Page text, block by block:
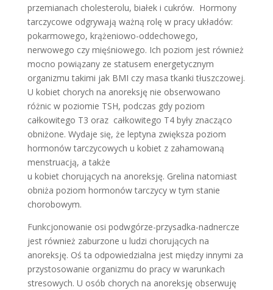
przemianach cholesterolu, białek i cukrów. Hormony
tarczycowe odgrywają ważną rolę w pracy układów:
pokarmowego, krążeniowo-oddechowego,
nerwowego czy mięśniowego. Ich poziom jest również
mocno powiązany ze statusem energetycznym
organizmu takimi jak BMI czy masa tkanki tłuszczowej.
U kobiet chorych na anoreksję nie obserwowano
różnic w poziomie TSH, podczas gdy poziom
całkowitego T3 oraz całkowitego T4 były znacząco
obniżone. Wydaje się, że leptyna zwiększa poziom
hormonów tarczycowych u kobiet z zahamowaną
menstruacją, a także
u kobiet chorujących na anoreksję. Grelina natomiast
obniża poziom hormonów tarczycy w tym stanie
chorobowym.
Funkcjonowanie osi podwgórze-przysadka-nadnercze
jest również zaburzone u ludzi chorujących na
anoreksję. Oś ta odpowiedzialna jest między innymi za
przystosowanie organizmu do pracy w warunkach
stresowych. U osób chorych na anoreksję obserwuję